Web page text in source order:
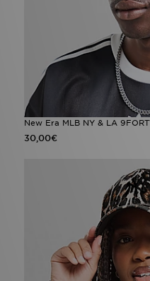
New Era MLB NY & LA
30,00€